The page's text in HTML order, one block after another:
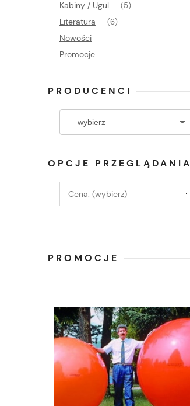
Kabiny / Ugul (5)
Literatura (6)
Nowości
Promocje
PRODUCENCI
OPCJE PRZEGLĄDANIA
Cena: (wybierz)
PROMOCJE